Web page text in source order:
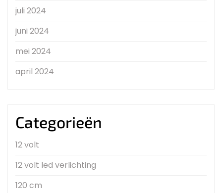
juli 2024
juni 2024
mei 2024
april 2024
Categorieën
12 volt
12 volt led verlichting
120 cm